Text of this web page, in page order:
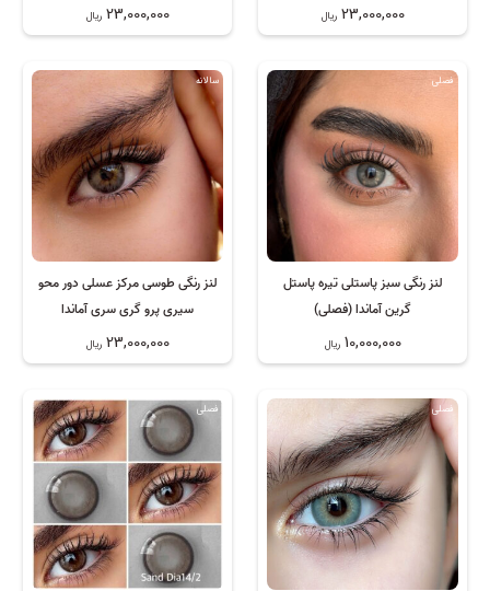
23,000,000 ریال 23,000,000 ریال
لنز رنگی سبز پاستلی تیره پاستل
گرین آماندا (فصلی)
10,000,000 ریال
فصلی
لنز رنگی طوسی مرکز عسلی دور محو
سیری پرو گری سری آماندا
23,000,000 ریال
سالانه
فصلی فصلی